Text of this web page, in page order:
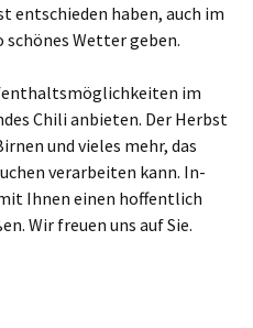
entschieden haben, auch im
Wetter geben.
im
Chili anbieten. Der Herbst
und vieles mehr, das
verarbeiten kann. In-
Ihnen einen hoffentlich
Wir freuen uns auf Sie.